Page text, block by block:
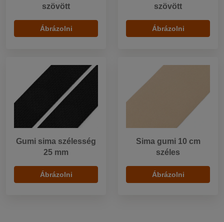
szövött
Ábrázolni
szövött
Ábrázolni
Gumi sima szélesség
25 mm
Ábrázolni
Sima gumi 10 cm
széles
Ábrázolni